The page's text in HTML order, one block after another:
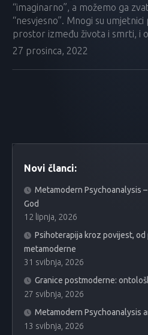
“imaginarno”, a možemo ga
“nesvjesno”. Mnogi su
prostor između života i smrti, i
27 prosinca, 2022
Novi članci:
Metamodern Psychoanalysis
God
12 lipnja, 2026
Psihoterapija kroz povijest,
metamoderne
31 svibnja, 2026
Granice postmoderne:
27 svibnja, 2026
Metamodern Psychoanalysis
13 svibnja, 2026